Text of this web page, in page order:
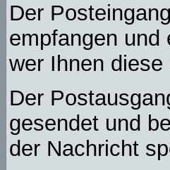
Der
empfangen und
wer Ihnen
Der
gesendet und
der Nachricht